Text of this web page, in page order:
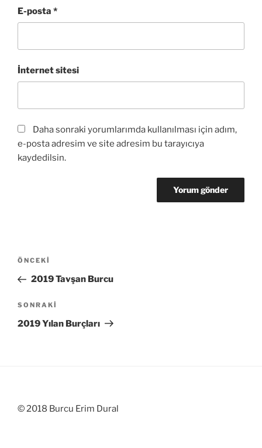
E-posta *
İnternet sitesi
Daha sonraki yorumlarımda kullanılması için adım,
e-posta adresim ve site adresim bu tarayıcıya
kaydedilsin.
Yazı
Önceki
Yazı
ÖNCEKI
2019 Tavşan Burcu
Sonraki
Yazı
SONRAKI
2019 Yılan Burçları
© 2018 Burcu Erim Dural